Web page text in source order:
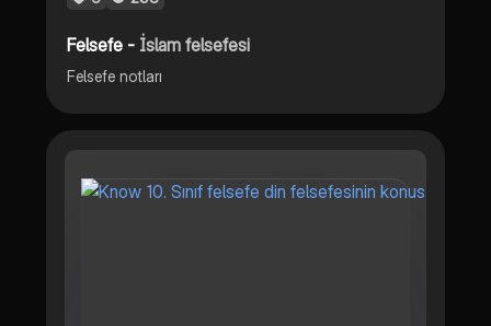
Felsefe - İslam felsefesi
Felsefe notları